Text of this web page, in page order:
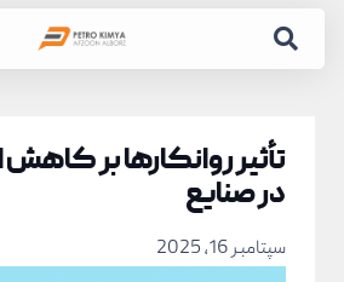
تأثیر روانکارها بر
در صنایع
سپتامبر 16, 2025